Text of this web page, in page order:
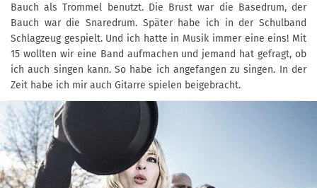
Bauch als Trommel benutzt. Die Brust war die Basedrum, der
Bauch war die Snaredrum. Später habe ich in der Schulband
Schlagzeug gespielt. Und ich hatte in Musik immer eine eins! Mit
15 wollten wir eine Band aufmachen und jemand hat gefragt, ob
ich auch singen kann. So habe ich angefangen zu singen. In der
Zeit habe ich mir auch Gitarre spielen beigebracht.